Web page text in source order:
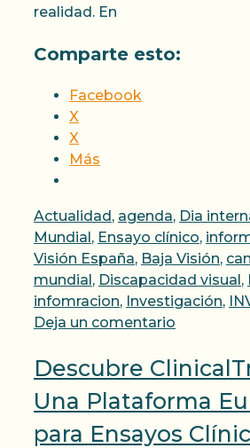
realidad. En
Comparte esto:
Facebook
X
X
Más
Categorías
Actualidad, agenda, Dia
Mundial, Ensayo clínico,
Visión España, Baja Visión,
mundial, Discapacidad visual,
infomracion, Investigación,
Deja un comentario
Descubre
Una Plataforma
para Ensayos